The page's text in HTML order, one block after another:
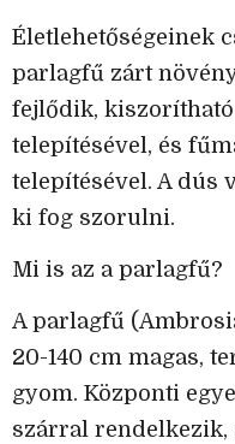
Életlehetőségeinek
parlagfű zárt
fejlődik,
telepítésével, és
telepítésével. A dús
ki fog szorulni.
Mi is az a parlagfű?
A parlagfű
20-140 cm magas,
gyom. Központi
szárral